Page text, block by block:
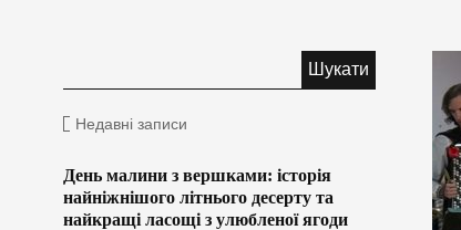
Недавні записи
День малини з вершками: історія
найніжнішого літнього десерту та
найкращі ласощі з улюбленої ягоди